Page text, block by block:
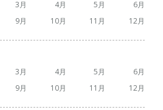
3 4 5
6
9 10 11 12
3 4 5
6
9 10 11 12